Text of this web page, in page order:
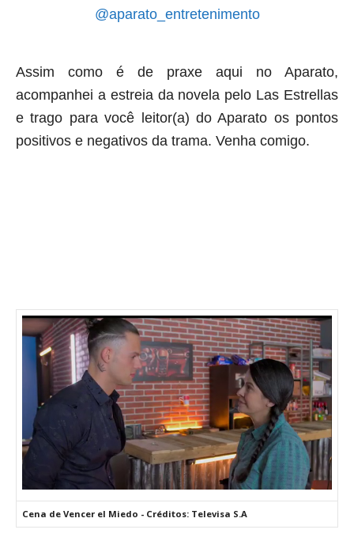
@aparato_entretenimento
Assim como é de praxe aqui no Aparato,
acompanhei a estreia da novela pelo Las Estrellas
e trago para você leitor(a) do Aparato os pontos
positivos e negativos da trama. Venha comigo.
Cena de Vencer el Miedo - Créditos: Televisa S.A